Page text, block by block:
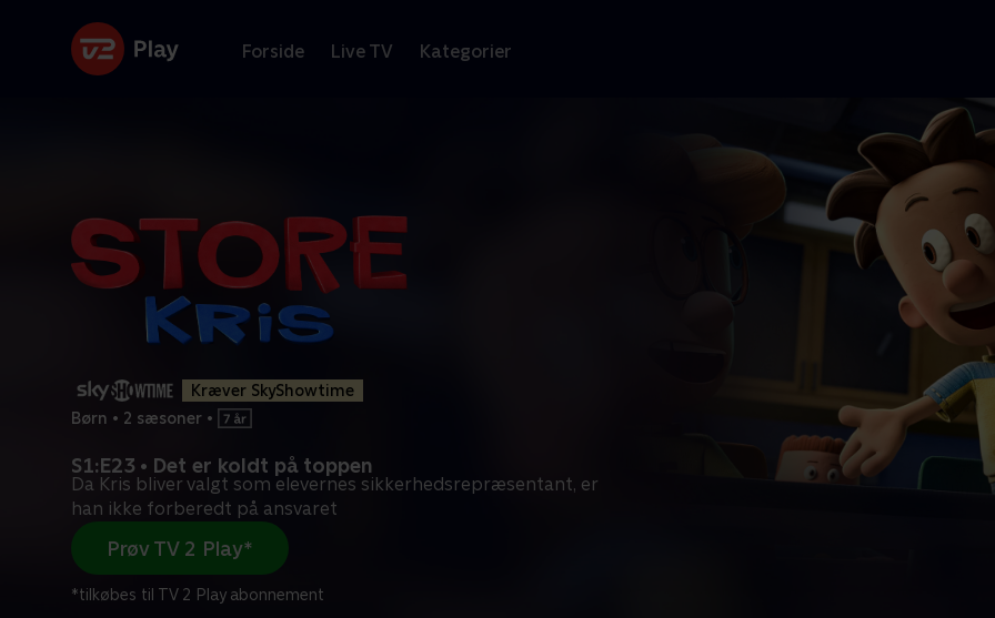
Forside Live TV Kategorier
Kræver SkyShowtime
Børn • 2 sæsoner •
S1:E23 • Det er koldt på toppen
Da Kris bliver valgt som elevernes sikkerhedsrepræsentant, er
han ikke forberedt på ansvaret
Prøv TV 2 Play*
*tilkøbes til TV 2 Play abonnement